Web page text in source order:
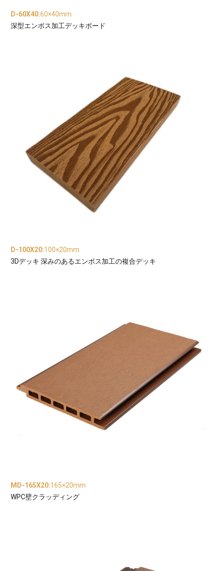
D-60X40:60×40mm
深型エンボス加工デッキボード
D-100X20:100×20mm
3Dデッキ 深みのあるエンボス加工の複合デッキ
MD-165X20:165×20mm
WPC壁クラッディング